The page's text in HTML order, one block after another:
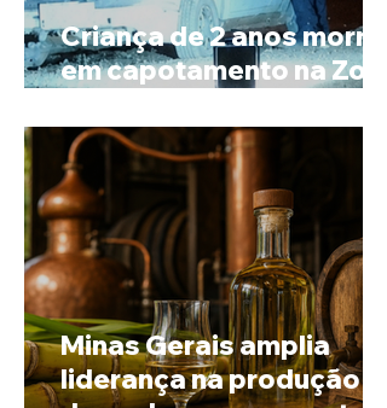
Criança de 2 anos morre
em capotamento na Zona
Minas Gerais amplia
liderança na produção